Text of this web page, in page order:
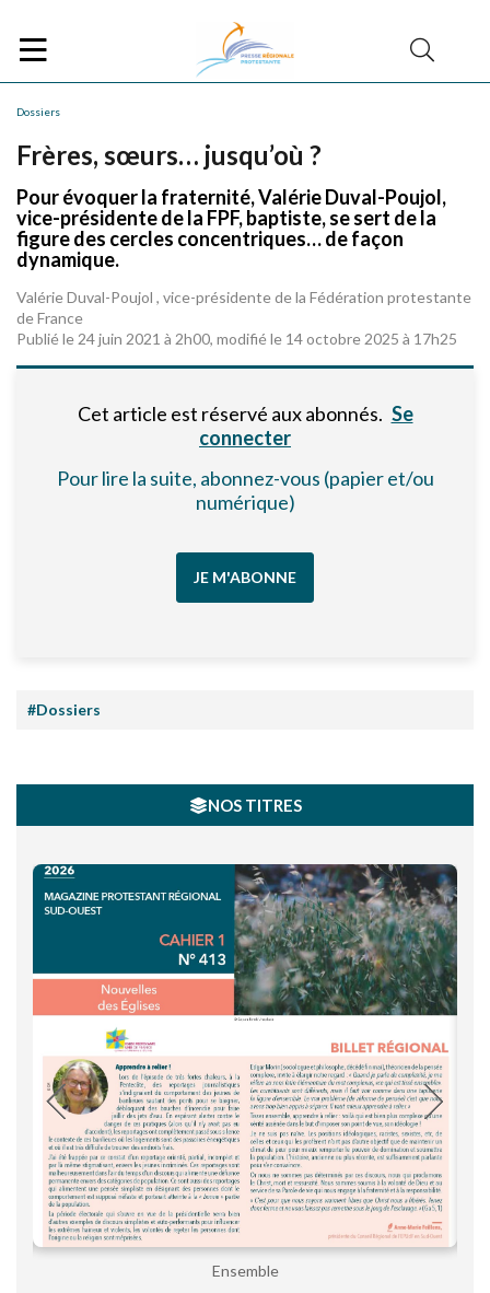
Dossiers
Frères, sœurs… jusqu’où ?
Pour évoquer la fraternité, Valérie Duval-Poujol,
vice-présidente de la FPF, baptiste, se sert de la
figure des cercles concentriques… de façon
dynamique.
Valérie Duval-Poujol , vice-présidente de la Fédération protestante
de France
Publié le 24 juin 2021 à 2h00, modifié le 14 octobre 2025 à 17h25
Cet article est réservé aux abonnés. Se
connecter
Pour lire la suite, abonnez-vous (papier et/ou
numérique)
JE M'ABONNE
#Dossiers
NOS TITRES
Ensemble